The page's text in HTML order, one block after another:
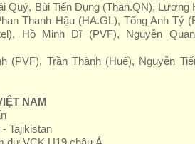
Quý, Bùi Tiến Dụng (Than.QN), Lương
Thanh Hậu (HA.GL), Tống Anh Tỷ
Hồ Minh Dĩ (PVF), Nguyễn
(PVF), Trần Thành (Huế), Nguyễn
NAM
Tajikistan